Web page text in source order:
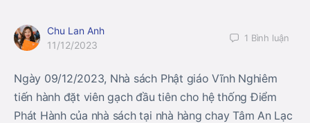
Chu Lan Anh
11/12/2023
1 Bình luận
Ngày 09/12/2023, Nhà sách Phật giáo Vĩnh Nghiêm
tiến hành đặt viên gạch đầu tiên cho hệ thống Điểm
Phát Hành của nhà sách tại nhà hàng chay Tâm An Lạc